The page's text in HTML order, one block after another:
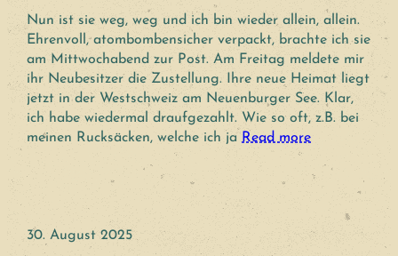
Nun ist sie weg, weg und ich bin wieder allein, allein.
Ehrenvoll, atombombensicher verpackt, brachte ich sie
am Mittwochabend zur Post. Am Freitag meldete mir
ihr Neubesitzer die Zustellung. Ihre neue Heimat liegt
jetzt in der Westschweiz am Neuenburger See. Klar,
ich habe wiedermal draufgezahlt. Wie so oft, z.B. bei
meinen Rucksäcken, welche ich ja Read more
30. August 2025